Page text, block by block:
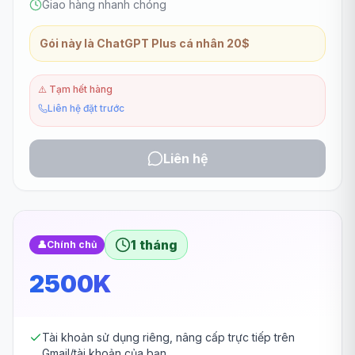
Giao hàng nhanh chóng
Gói này là ChatGPT Plus cá nhân 20$
⚠️ Tạm hết hàng
Liên hệ đặt trước
Liên hệ
👤Chính chủ 1 tháng
2500K
Tài khoản sử dụng riêng, nâng cấp trực tiếp trên